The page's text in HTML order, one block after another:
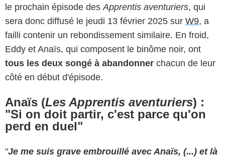
le prochain épisode desApprentis aventuriers, qui
sera donc diffusé le jeudi 13 février 2025 sur W9, a
failli contenir un rebondissement similaire. En froid,
Eddy et Anaïs, qui composent le binôme noir, ont
tous les deux songé à abandonner chacun de leur
côté en début d'épisode.
Anaïs (Les Apprentis aventuriers) :
"Si on doit partir, c'est parce qu'on
perd en duel"
"Je me suis grave embrouillé avec Anaïs, (...) et là